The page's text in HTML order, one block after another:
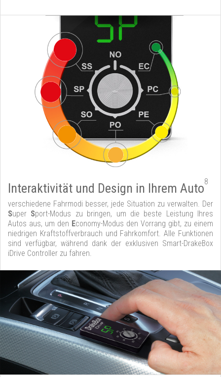
Interaktivität und Design in Ihrem Auto8
verschiedene Fahrmodi besser, jede Situation zu verwalten. Der
Super Sport-Modus zu bringen, um die beste Leistung Ihres
Autos aus, um den Economy-Modus den Vorrang gibt, zu einem
niedrigen Kraftstoffverbrauch und Fahrkomfort. Alle Funktionen
sind verfügbar, während dank der exklusiven Smart-DrakeBox
iDrive Controller zu fahren.